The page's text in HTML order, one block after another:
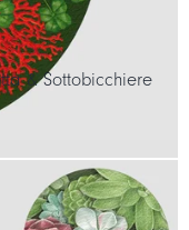
& Sottobicchiere